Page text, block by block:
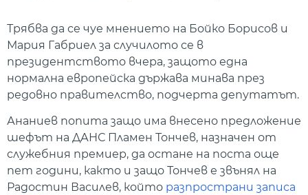
Трябва да се чуе мнението на Бойко Борисов и
Мария Габриел за случилото се в
президентството вчера, защото една
нормална европейска държава минава през
редовно правителство, подчерта депутатът.
Ананиев попита защо има внесено предложение
шефът на ДАНС Пламен Тончев, назначен от
служебния премиер, да остане на поста още
пет години, както и защо Тончев е звънял на
Радостин Василев, който разпространи записа